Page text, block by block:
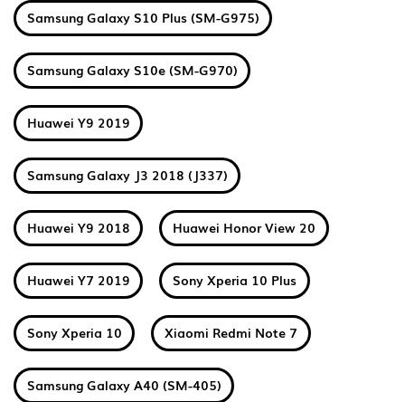
Samsung Galaxy S10 Plus (SM-G975)
Samsung Galaxy S10e (SM-G970)
Huawei Y9 2019
Samsung Galaxy J3 2018 (J337)
Huawei Y9 2018 Huawei Honor View 20
Huawei Y7 2019 Sony Xperia 10 Plus
Sony Xperia 10 Xiaomi Redmi Note 7
Samsung Galaxy A40 (SM-405)